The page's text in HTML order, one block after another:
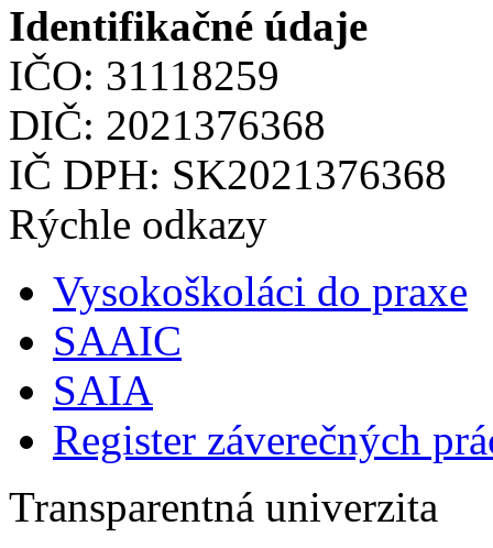
Identifikačné údaje
IČO: 31118259
DIČ: 2021376368
IČ DPH: SK2021376368
Rýchle odkazy
Vysokoškoláci do praxe
SAAIC
SAIA
Register záverečných
Transparentná univerzita